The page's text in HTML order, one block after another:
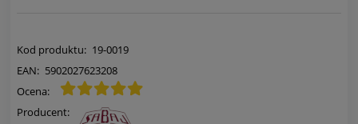
Kod produktu: 19-0019
EAN: 5902027623208
Ocena:
Producent: